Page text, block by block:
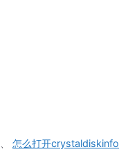
、怎么打开crystaldiskinfo